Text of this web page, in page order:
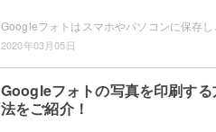
2020年03月05日
Googleフォトの写真を印刷する
法をご紹介！